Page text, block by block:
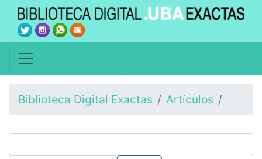
Biblioteca Digital Exactas Artículos